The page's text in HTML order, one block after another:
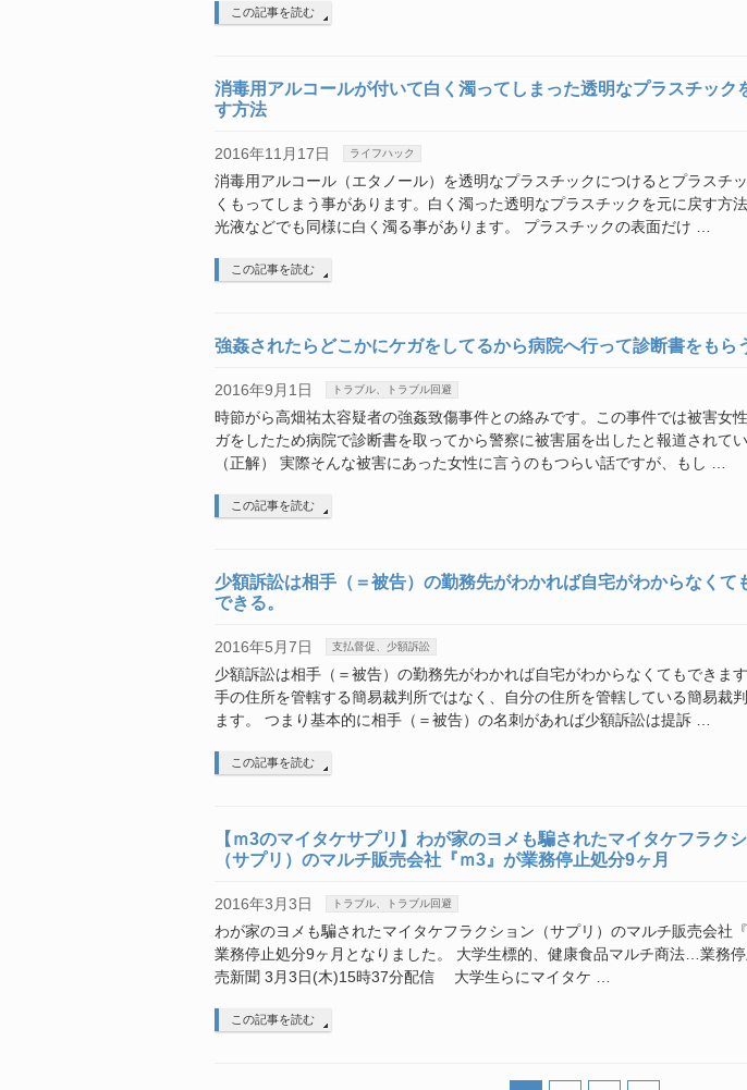
この記事を読む
消毒用アルコールが付いて白く濁ってしまった透明なプラスチック
す方法
2016年11月17日 ライフハック
消毒用アルコール（エタノール）を透明なプラスチックにつけるとプラスチ
くもってしまう事があります。白く濁った透明なプラスチックを元に戻す方
光液などでも同様に白く濁る事があります。 プラスチックの表面だけ …
この記事を読む
強姦されたらどこかにケガをしてるから病院へ行って診断書をもら
2016年9月1日 トラブル、トラブル回避
時節がら高畑祐太容疑者の強姦致傷事件との絡みです。この事件では被害女
ガをしたため病院で診断書を取ってから警察に被害届を出したと報道されてい
（正解） 実際そんな被害にあった女性に言うのもつらい話ですが、もし …
この記事を読む
少額訴訟は相手（＝被告）の勤務先がわかれば自宅がわからなくて
できる。
2016年5月7日 支払督促、少額訴訟
少額訴訟は相手（＝被告）の勤務先がわかれば自宅がわからなくてもできま
手の住所を管轄する簡易裁判所ではなく、自分の住所を管轄している簡易裁
ます。 つまり基本的に相手（＝被告）の名刺があれば少額訴訟は提訴 …
この記事を読む
【ｍ3のマイタケサプリ】わが家のヨメも騙されたマイタケフラク
（サプリ）のマルチ販売会社『ｍ3』が業務停止処分9ヶ月
2016年3月3日 トラブル、トラブル回避
わが家のヨメも騙されたマイタケフラクション（サプリ）のマルチ販売会社
業務停止処分9ヶ月となりました。 大学生標的、健康食品マルチ商法…業務
売新聞 3月3日(木)15時37分配信 大学生らにマイタケ …
この記事を読む